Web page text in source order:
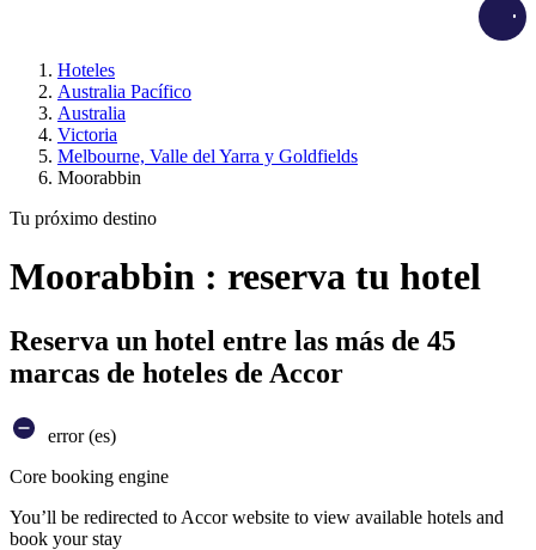
Hoteles
Australia Pacífico
Australia
Victoria
Melbourne, Valle del Yarra y Goldfields
Moorabbin
Tu próximo destino
Moorabbin : reserva tu hotel
Reserva un hotel entre las más de 45
marcas de hoteles de Accor
error (es)
Core booking engine
You’ll be redirected to Accor website to view available hotels and
book your stay